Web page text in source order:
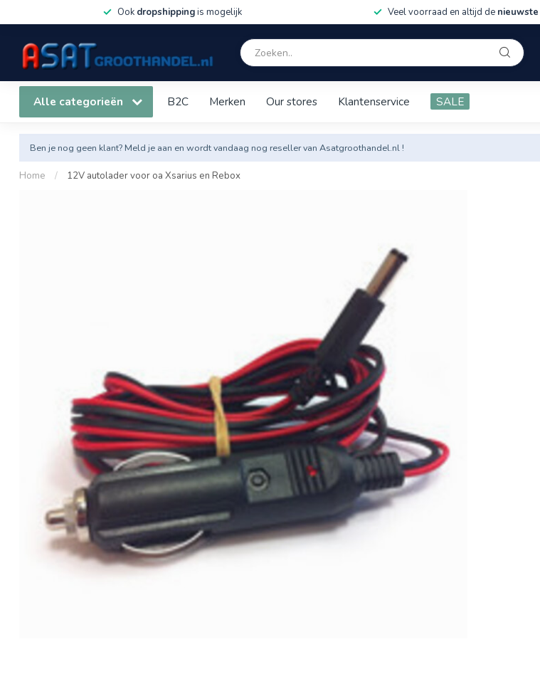
Ook dropshippingis mogelijk Veel voorraad en altijd de nieuwste
Alle categorieën B2C Merken Our stores Klantenservice SALE
Ben je nog geen klant? Meld je aan en wordt vandaag nog reseller van Asatgroothandel.nl !
Home / 12V autolader voor oa Xsarius en Rebox